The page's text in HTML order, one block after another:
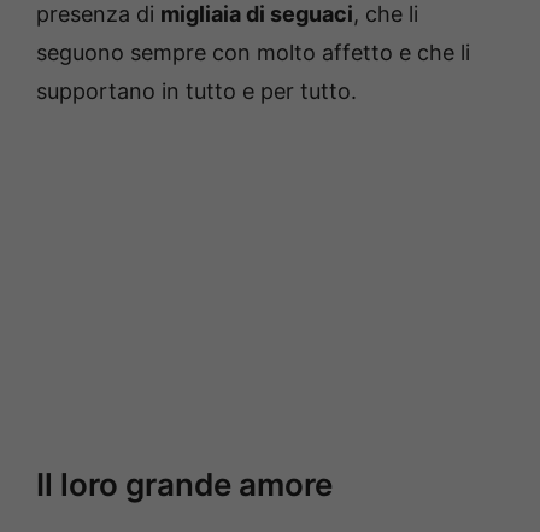
presenza di migliaia di seguaci, che li
seguono sempre con molto affetto e che li
supportano in tutto e per tutto.
Il loro grande amore